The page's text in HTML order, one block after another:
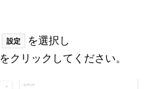
設定 を選択し
をクリックしてください。